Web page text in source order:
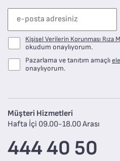
Kişisel Verilerin Korunması Rıza
okudum onaylıyorum.
Pazarlama ve tanıtım amaçlı
onaylıyorum.
Müşteri Hizmetleri
Hafta İçi 09.00-18.00 Arası
444 40 50